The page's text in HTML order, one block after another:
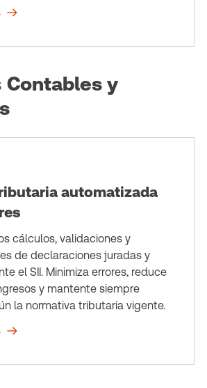
Contables y
automatizada
cálculos, validaciones y
de declaraciones juradas y
el SII. Minimiza errores, reduce
y mantente siempre
la normativa tributaria vigente.